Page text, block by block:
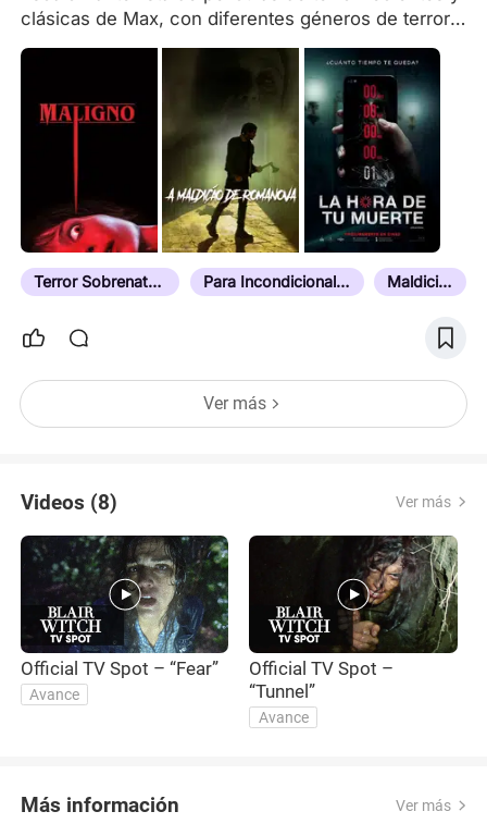
clásicas de Max, con diferentes géneros de terror:
¡desde miedo hasta pura tensión de principio a fin!
Terror Sobrenatural Para Incondicionales del Terror Maldición
Ver más
Videos (8) Ver más
Official TV Spot – “Fear”
Avance
Official TV Spot –
“Tunnel”
Avance
Más información Ver más